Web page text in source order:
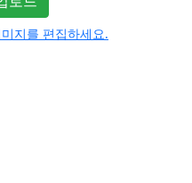
지를 편집하세요.